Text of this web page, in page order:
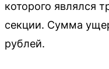
которого являлся
секции. Сумма
рублей.